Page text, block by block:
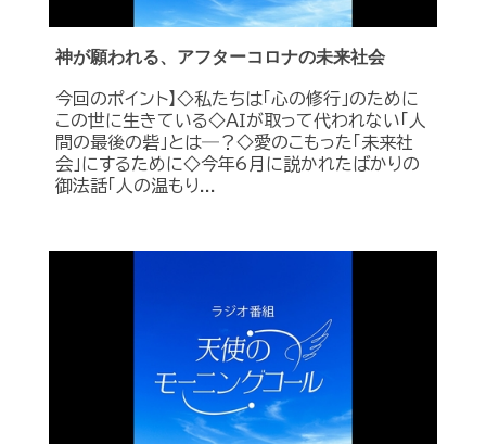
神が願われる、アフターコロナの未来社会
今回のポイント】◇私たちは「心の修行」のために
この世に生きている◇ＡＩが取って代われない「人
間の最後の砦」とは―？◇愛のこもった「未来社
会」にするために◇今年6月に説かれたばかりの
御法話「人の温もり...